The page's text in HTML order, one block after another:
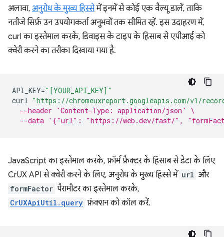
अलावा, अनुरोध के मुख्य हिस्सेमें इनमें से कोई एक वैल्यू डालें, ताकि
नतीजे सिर्फ़ उन उपयोगकर्ता अनुभवों तक सीमित रहें. इस उदाहरण में,
curl का इस्तेमाल करके, डिवाइस के टाइप के हिसाब से एपीआई को
क्वेरी करने का तरीका दिखाया गया है.
API_KEY="[YOUR_API_KEY]"
curl "https://chromeuxreport.googleapis.com/v1/
--header 'Content-Type: application/json' \
--data '{"url": "https://web.dev/fast/",
JavaScript का इस्तेमाल करके, फ़ॉर्म फ़ैक्टर के हिसाब से डेटा के लिए
CrUX API से क्वेरी करने के लिए, अनुरोध के मुख्य हिस्से में url और
formFactor पैरामीटर का इस्तेमाल करके,
CrUXApiUtil.query फ़ंक्शन को कॉल करें.